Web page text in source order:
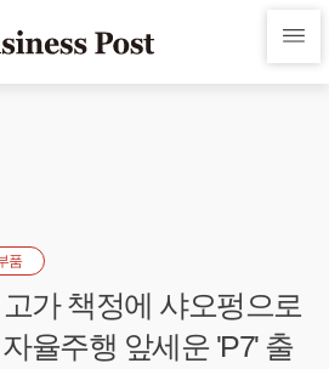
품
가 책정에 샤오펑으로
율주행 앞세운 'P7' 출